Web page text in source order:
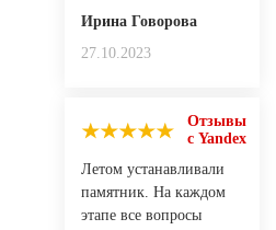
Ирина Говорова
27.10.2023
Отзывы
с Yandex
Летом устанавливали
памятник. На каждом
этапе все вопросы